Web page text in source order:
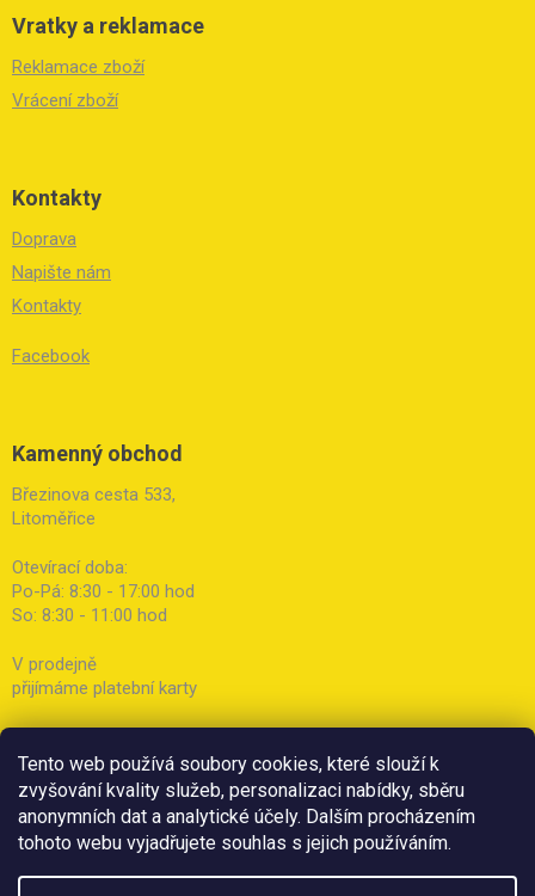
Tento web používá soubory cookies, které slouží k
zvyšování kvality služeb, personalizaci nabídky, sběru
anonymních dat a analytické účely. Dalším procházením
tohoto webu vyjadřujete souhlas s jejich používáním.
Vratky a reklamace
Reklamace zboží
Vrácení zboží
Kontakty
Doprava
Napište nám
Kontakty
Facebook
Kamenný obchod
Březinova cesta 533,
Litoměřice
Otevírací doba:
Po-Pá: 8:30 - 17:00 hod
So: 8:30 - 11:00 hod
V prodejně
přijímáme platební karty